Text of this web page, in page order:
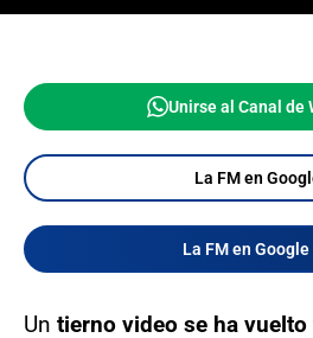
Unirse al Canal de
La FM en
La FM en
Un tierno video se ha vuelto